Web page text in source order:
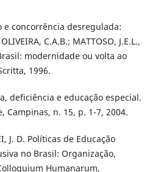
e concorrência desregulada:
C.A.B.; MATTOSO, J.E.L.,
modernidade ou volta ao
1996.
deficiência e educação especial.
Campinas, n. 15, p. 1-7, 2004.
J. D. Políticas de Educação
no Brasil: Organização,
Humanarum,